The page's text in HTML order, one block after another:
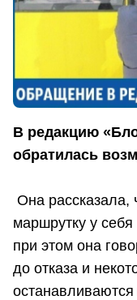
В редакцию
обратилась
Она рассказала,
маршрутку у
при этом она
до отказа и